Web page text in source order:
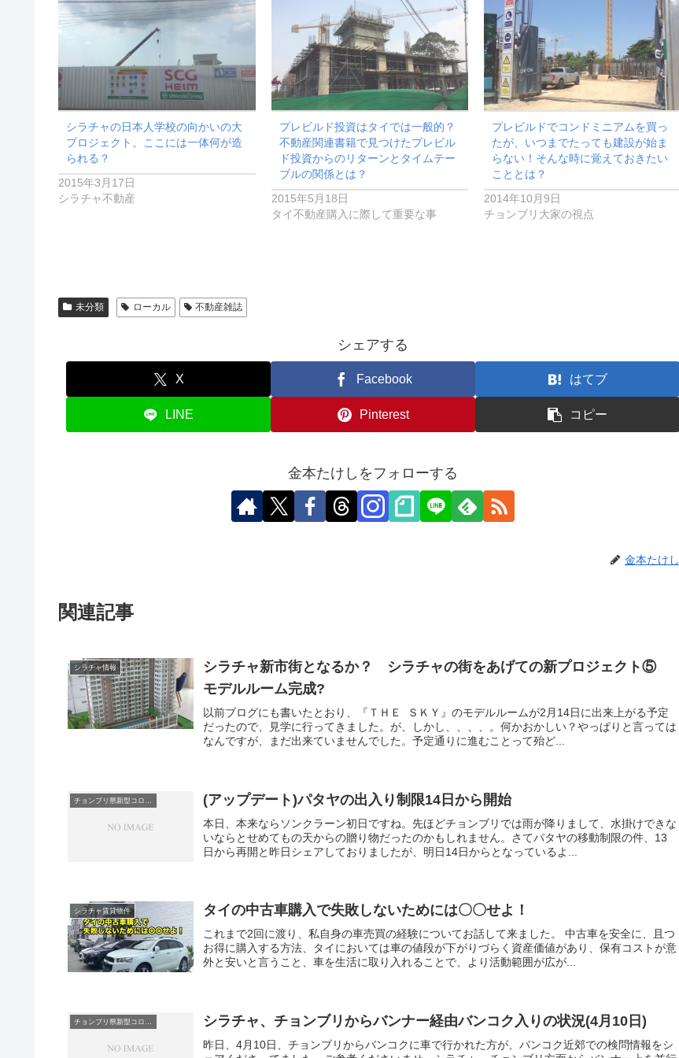
シラチャの日本人学校の向かいの大
プロジェクト。ここには一体何が造
られる？
2015年3月17日
シラチャ不動産
プレビルド投資はタイでは一般的？
不動産関連書籍で見つけたプレビル
ド投資からのリターンとタイムテー
ブルの関係とは？
2015年5月18日
タイ不動産購入に際して重要な事
プレビルドでコンドミニアムを買っ
たが、いつまでたっても建設が始ま
らない！そんな時に覚えておきたい
こととは？
2014年10月9日
チョンブリ大家の視点
未分類 ローカル 不動産雑誌
シェアする
X Facebook はてブ
LINE Pinterest コピー
金本たけしをフォローする
金本たけし
関連記事
シラチャ情報
シラチャ新市街となるか？ シラチャの街をあげての新プロジェクト⑤
モデルルーム完成?
以前ブログにも書いたとおり、『ＴＨＥ ＳＫＹ』のモデルルームが2月14日に出来上がる予定
だったので、見学に行ってきました。が、しかし、、、、。何かおかしい？やっぱりと言っては
なんですが、まだ出来ていませんでした。予定通りに進むことって殆ど...
(アップデート)パタヤの出入り制限14日から開始
本日、本来ならソンクラーン初日ですね。先ほどチョンブリでは雨が降りまして、水掛けできな
いならとせめてもの天からの贈り物だったのかもしれません。さてパタヤの移動制限の件、13
日から再開と昨日シェアしておりましたが、明日14日からとなっているよ...
シラチャ賃貸物件 タイの中古車購入で失敗しないためには〇〇せよ！
これまで2回に渡り、私自身の車売買の経験についてお話して来ました。 中古車を安全に、且つ
お得に購入する方法、タイにおいては車の値段が下がりづらく資産価値があり、保有コストが意
外と安いと言うこと、車を生活に取り入れることで、より活動範囲が広が...
シラチャ、チョンブリからバンナー経由バンコク入りの状況(4月10日)
昨日、4月10日、チョンブリからバンコクに車で行かれた方が、バンコク近郊での検問情報をシ